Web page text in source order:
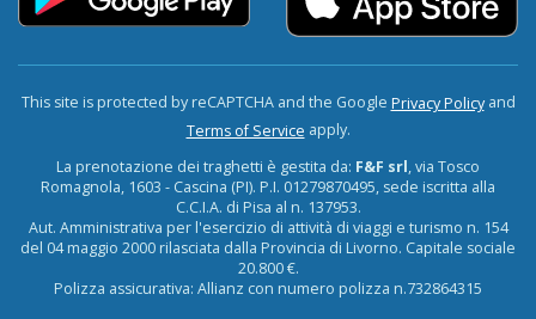
This site is protected by reCAPTCHA and the Google Privacy Policyand
Terms of Service apply.
La prenotazione dei traghetti è gestita da: F&F srl, via Tosco
Romagnola, 1603 - Cascina (PI). P.I. 01279870495, sede iscritta alla
C.C.I.A. di Pisa al n. 137953.
Aut. Amministrativa per l'esercizio di attività di viaggi e turismo n. 154
del 04 maggio 2000 rilasciata dalla Provincia di Livorno. Capitale sociale
20.800 €.
Polizza assicurativa: Allianz con numero polizza n.732864315